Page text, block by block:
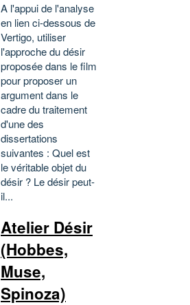
A l'appui de l'analyse
en lien ci-dessous de
Vertigo, utiliser
l'approche du désir
proposée dans le film
pour proposer un
argument dans le
cadre du traitement
d'une des
dissertations
suivantes : Quel est
le véritable objet du
désir ? Le désir peut-
il...
Atelier Désir
(Hobbes,
Muse,
Spinoza)